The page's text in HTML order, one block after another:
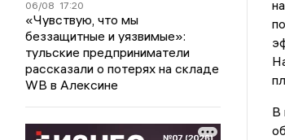
06/08 17:20
«Чувствую, что мы
беззащитные и уязвимые»:
тульские предприниматели
рассказали о потерях на складе
WB в Алексине
В